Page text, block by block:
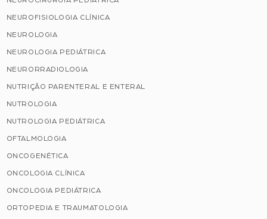
NEUROFISIOLOGIA CLÍNICA
NEUROLOGIA
NEUROLOGIA PEDIÁTRICA
NEURORRADIOLOGIA
NUTRIÇÃO PARENTERAL E ENTERAL
NUTROLOGIA
NUTROLOGIA PEDIÁTRICA
OFTALMOLOGIA
ONCOGENÉTICA
ONCOLOGIA CLÍNICA
ONCOLOGIA PEDIÁTRICA
ORTOPEDIA E TRAUMATOLOGIA